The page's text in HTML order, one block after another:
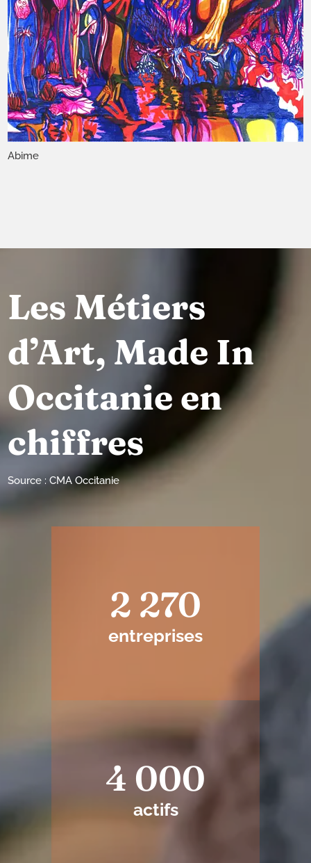
Abime
Les Métiers
d’Art, Made In
Occitanie en
chiffres
Source : CMA Occitanie
2 270
entreprises
4 000
actifs